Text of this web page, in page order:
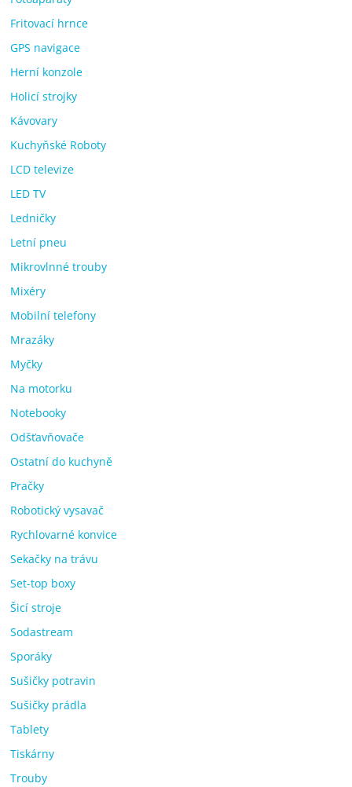
Fritovací hrnce
GPS navigace
Herní konzole
Holicí strojky
Kávovary
Kuchyňské Roboty
LCD televize
LED TV
Ledničky
Letní pneu
Mikrovlnné trouby
Mixéry
Mobilní telefony
Mrazáky
Myčky
Na motorku
Notebooky
Odšťavňovače
Ostatní do kuchyně
Pračky
Robotický vysavač
Rychlovarné konvice
Sekačky na trávu
Set-top boxy
Šicí stroje
Sodastream
Sporáky
Sušičky potravin
Sušičky prádla
Tablety
Tiskárny
Trouby